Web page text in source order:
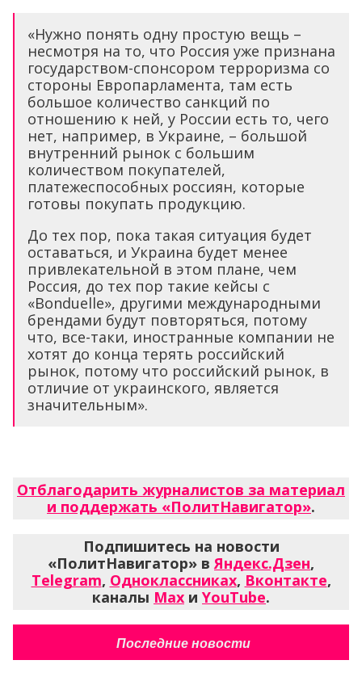
«Нужно понять одну простую вещь –
несмотря на то, что Россия уже признана
государством-спонсором терроризма со
стороны Европарламента, там есть
большое количество санкций по
отношению к ней, у России есть то, чего
нет, например, в Украине, – большой
внутренний рынок с большим
количеством покупателей,
платежеспособных россиян, которые
готовы покупать продукцию.
До тех пор, пока такая ситуация будет
оставаться, и Украина будет менее
привлекательной в этом плане, чем
Россия, до тех пор такие кейсы с
«Bonduelle», другими международными
брендами будут повторяться, потому
что, все-таки, иностранные компании не
хотят до конца терять российский
рынок, потому что российский рынок, в
отличие от украинского, является
значительным».
Отблагодарить журналистов за материал
и поддержать «ПолитНавигатор».
Подпишитесь на новости
«ПолитНавигатор» вЯндекс.Дзен,
Telegram, Одноклассниках, Вконтакте,
каналы Max и YouTube.
Последние новости